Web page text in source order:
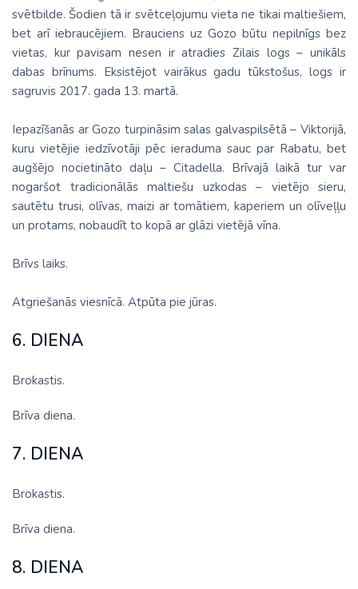
svētbilde. Šodien tā ir svētceļojumu vieta ne tikai maltiešiem,
bet arī iebraucējiem. Brauciens uz Gozo būtu nepilnīgs bez
vietas, kur pavisam nesen ir atradies Zilais logs – unikāls
dabas brīnums. Eksistējot vairākus gadu tūkstošus, logs ir
sagruvis 2017. gada 13. martā.
Iepazīšanās ar Gozo turpināsim salas galvaspilsētā – Viktorijā,
kuru vietējie iedzīvotāji pēc ieraduma sauc par Rabatu, bet
augšējo nocietināto daļu – Citadella. Brīvajā laikā tur var
nogaršot tradicionālās maltiešu uzkodas – vietējo sieru,
sautētu trusi, olīvas, maizi ar tomātiem, kaperiem un olīveļļu
un protams, nobaudīt to kopā ar glāzi vietējā vīna.
Brīvs laiks.
Atgriešanās viesnīcā. Atpūta pie jūras.
6. DIENA
Brokastis.
Brīva diena.
7. DIENA
Brokastis.
Brīva diena.
8. DIENA